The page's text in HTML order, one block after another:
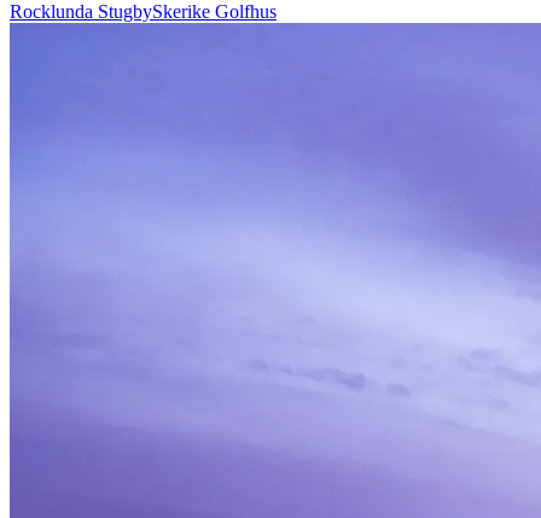
Rocklunda StugbySkerike Golfhus